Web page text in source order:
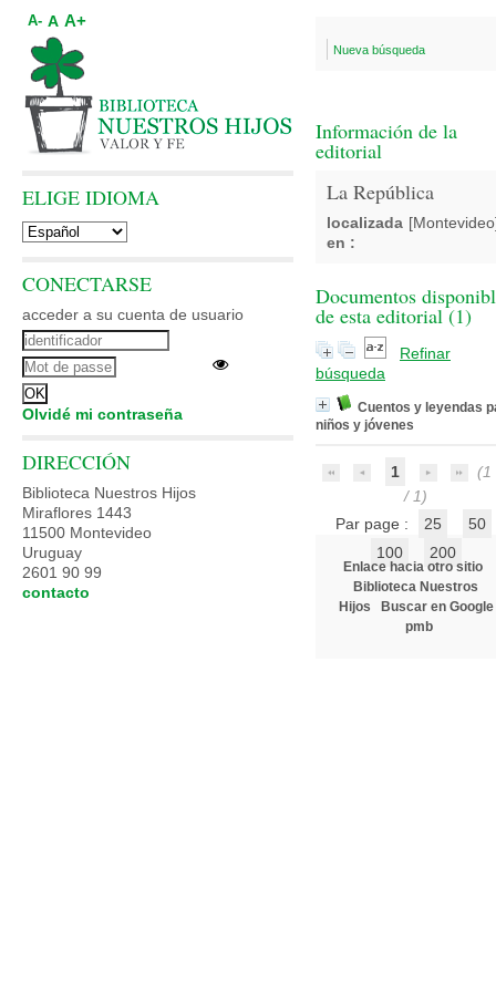
Nueva búsqueda
Información de la
editorial
La República
localizada
en :
Documentos
de esta editorial (1)
Refinar
búsqueda
Cuentos y leyendas
niños y jóvenes
1
(1
/ 1)
Par page :
25
50
100
200
Enlace hacia otro sitio
Biblioteca Nuestros
Hijos
Buscar en Google
pmb
A- A A+
ELIGE IDIOMA
CONECTARSE
acceder a su cuenta de usuario
Olvidé mi contraseña
DIRECCIÓN
Biblioteca Nuestros Hijos
Miraflores 1443
11500 Montevideo
Uruguay
2601 90 99
contacto